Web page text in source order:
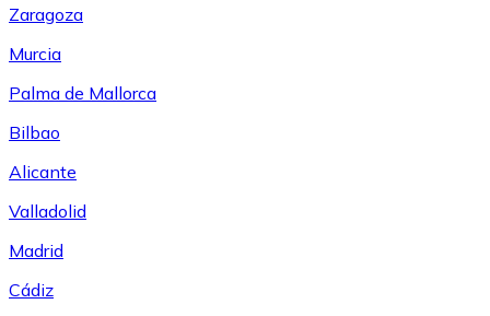
Zaragoza
Murcia
Palma de Mallorca
Bilbao
Alicante
Valladolid
Madrid
Cádiz